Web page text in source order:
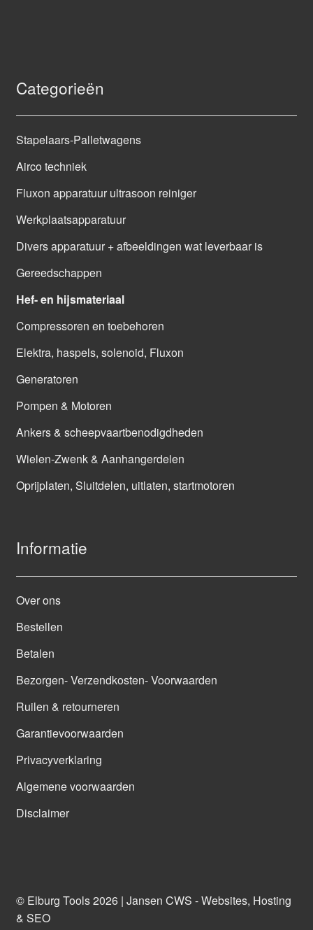
Categorieën
Stapelaars-Palletwagens
Airco techniek
Fluxon apparatuur ultrasoon reiniger
Werkplaatsapparatuur
Divers apparatuur + afbeeldingen wat leverbaar is
Gereedschappen
Hef- en hijsmateriaal
Compressoren en toebehoren
Elektra, haspels, solenoid, Fluxon
Generatoren
Pompen & Motoren
Ankers & scheepvaartbenodigdheden
Wielen-Zwenk & Aanhangerdelen
Oprijplaten, Sluitdelen, uitlaten, startmotoren
Informatie
Over ons
Bestellen
Betalen
Bezorgen- Verzendkosten- Voorwaarden
Ruilen & retourneren
Garantievoorwaarden
Privacyverklaring
Algemene voorwaarden
Disclaimer
© Elburg Tools 2026 | Jansen CWS - Websites, Hosting
& SEO